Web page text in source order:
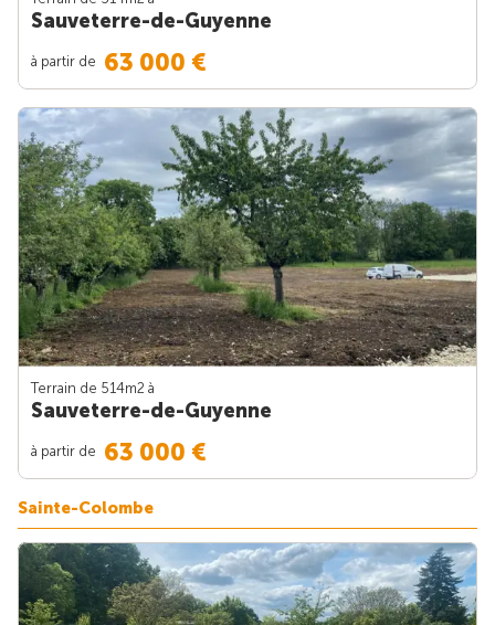
Sauveterre-de-Guyenne
à partir de 63 000 €
Terrain de 514m2 à
Sauveterre-de-Guyenne
à partir de 63 000 €
Sainte-Colombe